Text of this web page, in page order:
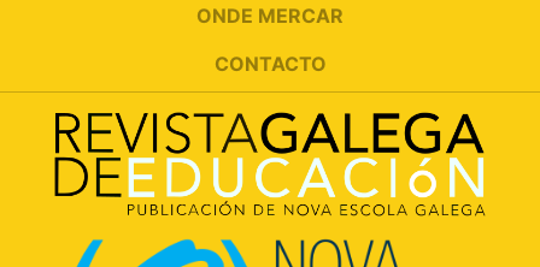
ONDE MERCAR
CONTACTO